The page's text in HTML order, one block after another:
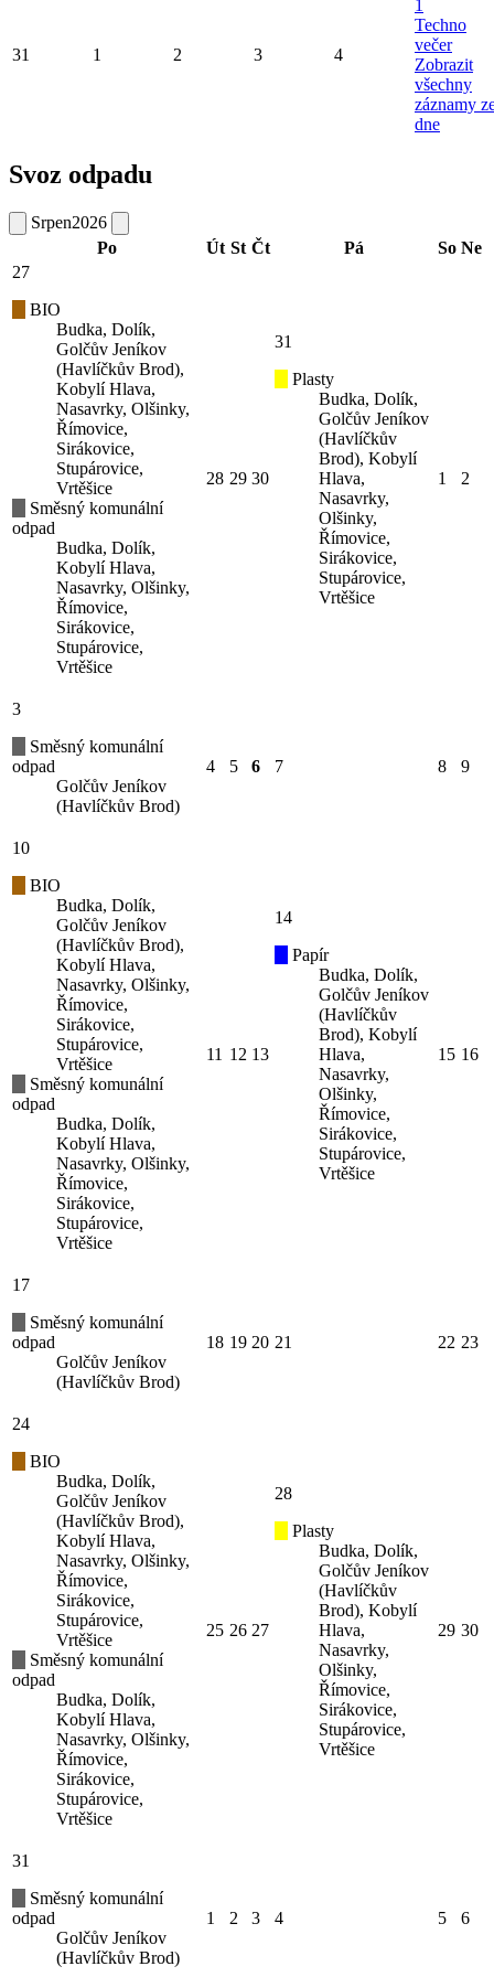
31 1 2 3 4
1
Techno
večer
Zobrazit
všechny
záznamy
dne
Svoz odpadu
Srpen2026
Po
Út St Čt Pá So Ne
27
BIO
Budka, Dolík,
Golčův Jeníkov
(Havlíčkův Brod),
Kobylí Hlava,
Nasavrky, Olšinky,
Římovice,
Sirákovice,
Stupárovice,
Vrtěšice
Směsný komunální
odpad
Budka, Dolík,
Kobylí Hlava,
Nasavrky, Olšinky,
Římovice,
Sirákovice,
Stupárovice,
Vrtěšice
28 29 30
31
Plasty
Budka, Dolík,
Golčův Jeníkov
(Havlíčkův
Brod), Kobylí
Hlava,
Nasavrky,
Olšinky,
Římovice,
Sirákovice,
Stupárovice,
Vrtěšice
1 2
3
Směsný komunální
odpad
Golčův Jeníkov
(Havlíčkův Brod)
4 5 6 7 8 9
10
BIO
Budka, Dolík,
Golčův Jeníkov
(Havlíčkův Brod),
Kobylí Hlava,
Nasavrky, Olšinky,
Římovice,
Sirákovice,
Stupárovice,
Vrtěšice
Směsný komunální
odpad
Budka, Dolík,
Kobylí Hlava,
Nasavrky, Olšinky,
Římovice,
Sirákovice,
Stupárovice,
Vrtěšice
11 12 13
14
Papír
Budka, Dolík,
Golčův Jeníkov
(Havlíčkův
Brod), Kobylí
Hlava,
Nasavrky,
Olšinky,
Římovice,
Sirákovice,
Stupárovice,
Vrtěšice
15 16
17
Směsný komunální
odpad
Golčův Jeníkov
(Havlíčkův Brod)
18 19 20 21 22 23
24
BIO
Budka, Dolík,
Golčův Jeníkov
(Havlíčkův Brod),
Kobylí Hlava,
Nasavrky, Olšinky,
Římovice,
Sirákovice,
Stupárovice,
Vrtěšice
Směsný komunální
odpad
Budka, Dolík,
Kobylí Hlava,
Nasavrky, Olšinky,
Římovice,
Sirákovice,
Stupárovice,
Vrtěšice
25 26 27
28
Plasty
Budka, Dolík,
Golčův Jeníkov
(Havlíčkův
Brod), Kobylí
Hlava,
Nasavrky,
Olšinky,
Římovice,
Sirákovice,
Stupárovice,
Vrtěšice
29 30
31
Směsný komunální
odpad
Golčův Jeníkov
(Havlíčkův Brod)
1 2 3 4 5 6